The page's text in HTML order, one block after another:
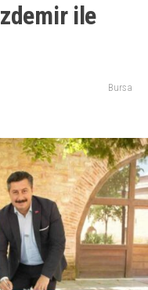
ile
Bursa